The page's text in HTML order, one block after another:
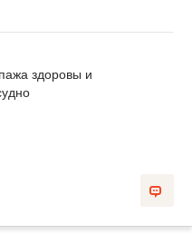
здоровы и